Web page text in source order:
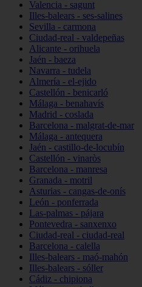
Valencia - sagunt
Illes-balears - ses-salines
Sevilla - carmona
Ciudad-real - valdepeñas
Alicante - orihuela
Jaén - baeza
Navarra - tudela
Almería - el-ejido
Castellón - benicarló
Málaga - benahavís
Madrid - coslada
Barcelona - malgrat-de-mar
Málaga - antequera
Jaén - castillo-de-locubín
Castellón - vinaròs
Barcelona - manresa
Granada - motril
Asturias - cangas-de-onís
León - ponferrada
Las-palmas - pájara
Pontevedra - sanxenxo
Ciudad-real - ciudad-real
Barcelona - calella
Illes-balears - maó-mahón
Illes-balears - sóller
Cádiz - chipiona